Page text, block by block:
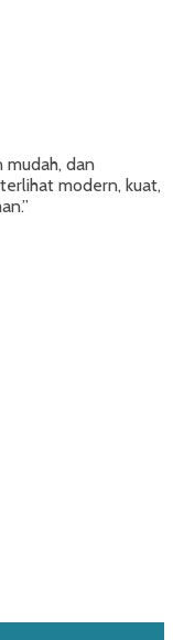
mudah, dan
modern, kuat,